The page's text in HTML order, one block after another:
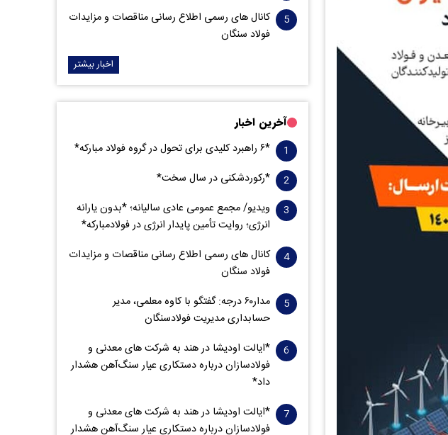
کانال های رسمی اطلاع رسانی مناقصات و مزایدات
فولاد سنگان
اخبار بیشتر
آخرین اخبار
*۶ راهبرد کلیدی برای تحول در گروه فولاد مبارکه*
*رکوردشکنی در سال سخت*
ویدیو/ مجمع عمومی عادی سالیانه؛ *بدون یارانه
انرژی؛ روایت تأمین پایدار انرژی در فولادمبارکه*
کانال های رسمی اطلاع رسانی مناقصات و مزایدات
فولاد سنگان
مدار‌۶٠ درجه: گفتگو با کاوه معلمی، مدیر
حسابداری مدیریت فولادسنگان
*ایالت اودیشا در هند به شرکت های معدنی و
فولادسازان درباره دستکاری عیار سنگ‌آهن هشدار
داد*
*ایالت اودیشا در هند به شرکت های معدنی و
فولادسازان درباره دستکاری عیار سنگ‌آهن هشدار